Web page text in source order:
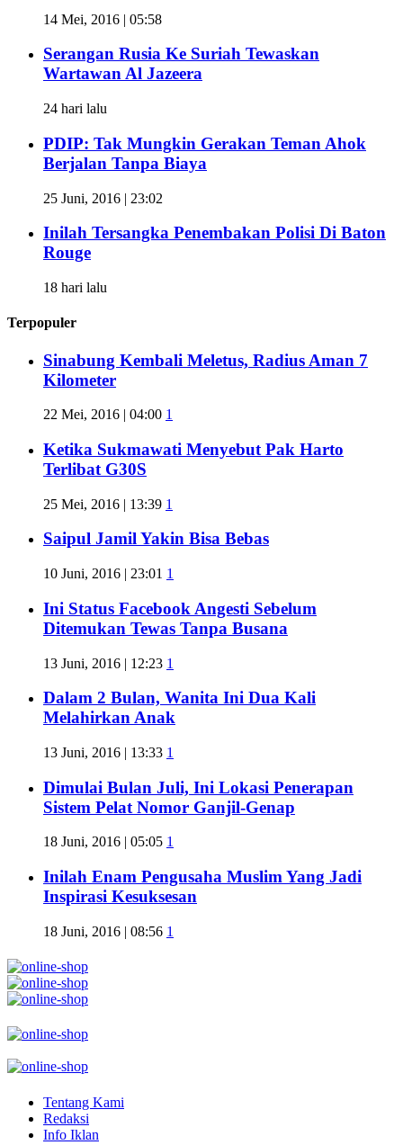
14 Mei, 2016 | 05:58
Serangan Rusia Ke Suriah Tewaskan
Wartawan Al Jazeera
24 hari lalu
PDIP: Tak Mungkin Gerakan Teman Ahok
Berjalan Tanpa Biaya
25 Juni, 2016 | 23:02
Inilah Tersangka Penembakan Polisi Di Baton
Rouge
18 hari lalu
Terpopuler
Sinabung Kembali Meletus, Radius Aman 7
Kilometer
22 Mei, 2016 | 04:00 1
Ketika Sukmawati Menyebut Pak Harto
Terlibat G30S
25 Mei, 2016 | 13:39 1
Saipul Jamil Yakin Bisa Bebas
10 Juni, 2016 | 23:01 1
Ini Status Facebook Angesti Sebelum
Ditemukan Tewas Tanpa Busana
13 Juni, 2016 | 12:23 1
Dalam 2 Bulan, Wanita Ini Dua Kali
Melahirkan Anak
13 Juni, 2016 | 13:33 1
Dimulai Bulan Juli, Ini Lokasi Penerapan
Sistem Pelat Nomor Ganjil-Genap
18 Juni, 2016 | 05:05 1
Inilah Enam Pengusaha Muslim Yang Jadi
Inspirasi Kesuksesan
18 Juni, 2016 | 08:56 1
Tentang Kami
Redaksi
Info Iklan